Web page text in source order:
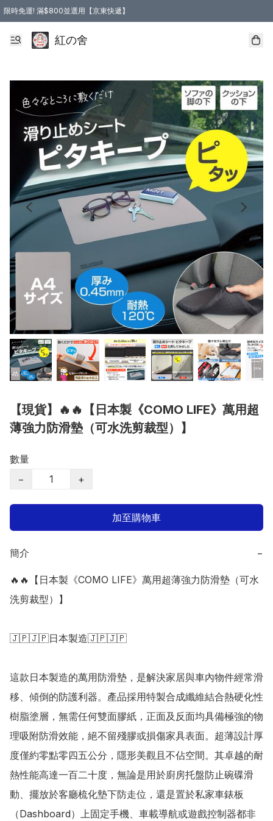
限時免運! 滿$800並選用【京東快遞】
紅の舍
【現貨】🔥🔥【日本製《COMO LIFE》萬用超
薄強力防滑墊（可水洗剪裁型）】
數量
−
+
加至購物車
簡介 −
🔥🔥【日本製《COMO LIFE》萬用超薄強力防滑墊（可水
洗剪裁型）】
🇯🇵🇯🇵日本製造🇯🇵🇯🇵
這款日本製造的萬用防滑墊，是解決家居與車內物件經常滑
移、傾倒的防護利器。產品採用特製合成纖維結合熱硬化性
樹脂塗層，無需任何雙面膠紙，正面及反面均具備極強的物
理吸附防滑效能，絕不留殘膠或損傷家具表面。超薄設計厚
度僅約零點零四五公分，隱形美觀且不佔空間。其卓越的耐
熱性能高達一百二十度，無論是用於廚房托盤防止碗碟滑
動、擺放於客廳梳化墊下防走位，還是置於私家車錶板
（Dashboard）上固定手機、車載導航或遊戲控制器都非